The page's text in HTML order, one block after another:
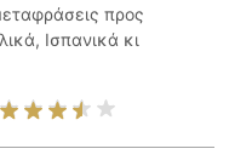
προς
Ισπανικά κι